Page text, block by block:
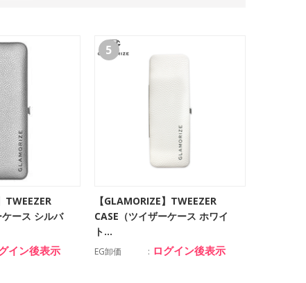
TWEEZER
ース シルバ
イン後表示
5
【GLAMORIZE】TWEEZER
CASE（ツイザーケース ホワイ
ト…
EG卸価 ログイン後表示